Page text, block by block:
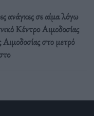
ανάγκες σε αίμα λόγω
Κέντρο Αιμοδοσίας
στο μετρό